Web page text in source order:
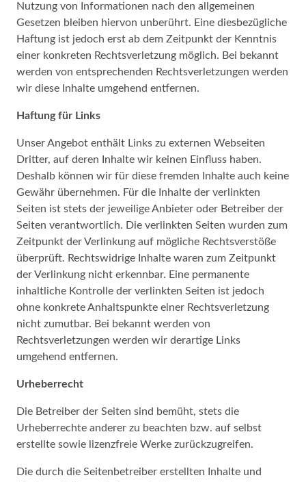
Nutzung von Informationen nach den allgemeinen
Gesetzen bleiben hiervon unberührt. Eine diesbezügliche
Haftung ist jedoch erst ab dem Zeitpunkt der Kenntnis
einer konkreten Rechtsverletzung möglich. Bei bekannt
werden von entsprechenden Rechtsverletzungen werden
wir diese Inhalte umgehend entfernen.
Haftung für Links
Unser Angebot enthält Links zu externen Webseiten
Dritter, auf deren Inhalte wir keinen Einfluss haben.
Deshalb können wir für diese fremden Inhalte auch keine
Gewähr übernehmen. Für die Inhalte der verlinkten
Seiten ist stets der jeweilige Anbieter oder Betreiber der
Seiten verantwortlich. Die verlinkten Seiten wurden zum
Zeitpunkt der Verlinkung auf mögliche Rechtsverstöße
überprüft. Rechtswidrige Inhalte waren zum Zeitpunkt
der Verlinkung nicht erkennbar. Eine permanente
inhaltliche Kontrolle der verlinkten Seiten ist jedoch
ohne konkrete Anhaltspunkte einer Rechtsverletzung
nicht zumutbar. Bei bekannt werden von
Rechtsverletzungen werden wir derartige Links
umgehend entfernen.
Urheberrecht
Die Betreiber der Seiten sind bemüht, stets die
Urheberrechte anderer zu beachten bzw. auf selbst
erstellte sowie lizenzfreie Werke zurückzugreifen.
Die durch die Seitenbetreiber erstellten Inhalte und